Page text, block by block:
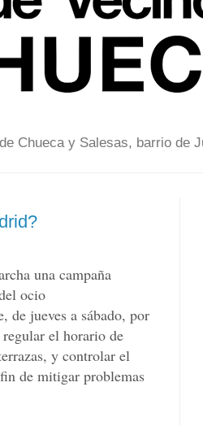
Chueca y Salesas, barrio de
una campaña
ocio
de jueves a sábado, por
el horario de
y controlar el
de mitigar problemas